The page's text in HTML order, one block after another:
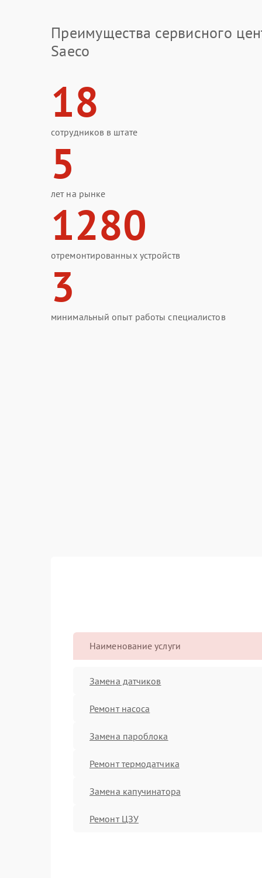
Преимущества сервисного
Saeco
18
сотрудников в штате
5
лет на рынке
1280
отремонтированных устройств
3
минимальный опыт работы специалистов
Наименование услуги
Замена датчиков
Ремонт насоса
Замена пароблока
Ремонт термодатчика
Замена капучинатора
Ремонт ЦЗУ